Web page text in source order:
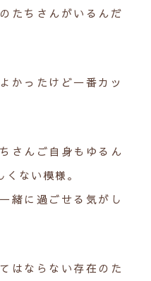
たちさんがいるんだ
かったけど一番カッ
さんご自身もゆるん
ない模様。
緒に過ごせる気がし
はならない存在のた